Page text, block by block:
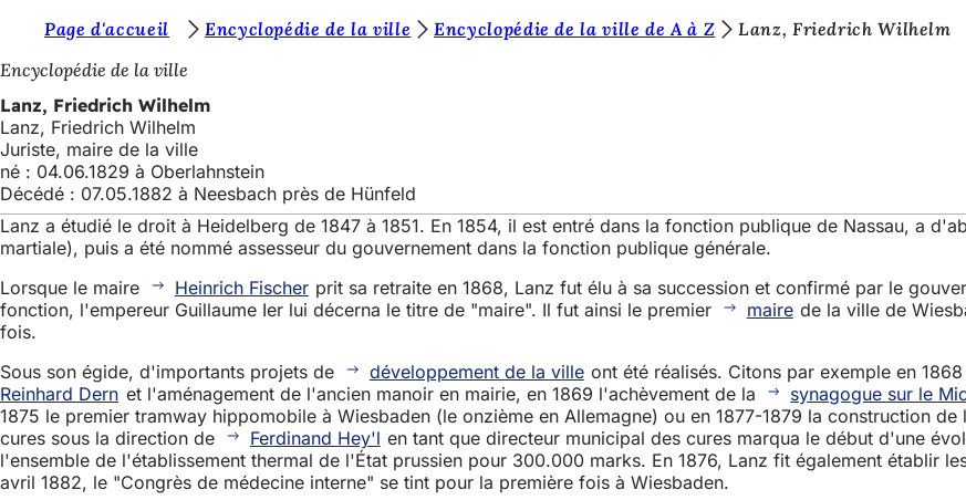
Accéder au contenu
o
u
s
ê
t
e
s
i
c
i
:
Page d'accueil Encyclopédie de la ville Encyclopédie de la ville de A à Z
Lanz, Friedrich Wilhelm
Encyclopédie de la ville
Lanz, Friedrich Wilhelm
Lanz, Friedrich Wilhelm
Juriste, maire de la ville
né : 04.06.1829 à Oberlahnstein
Décédé : 07.05.1882 à Neesbach près de Hünfeld
Lanz a étudié le droit à Heidelberg de 1847 à 1851. En 1854, il est entré dans la fonction publique de Nassau, a
martiale), puis a été nommé assesseur du gouvernement dans la fonction publique générale.
Lorsque le maire
Heinrich Fischer prit sa retraite en 1868, Lanz fut élu à sa succession et confirmé par le
fonction, l'empereur Guillaume Ier lui décerna le titre de "maire". Il fut ainsi le premier
maire de la ville de
fois.
Sous son égide, d'importants projets de
développement de la ville ont été réalisés. Citons par exemple en
Reinhard Dern et l'aménagement de l'ancien manoir en mairie, en 1869 l'achèvement de la synagogue sur le
1875 le premier tramway hippomobile à Wiesbaden (le onzième en Allemagne) ou en 1877-1879 la construction de
cures sous la direction de
Ferdinand Hey'l en tant que directeur municipal des cures marqua le début d'une
l'ensemble de l'établissement thermal de l'État prussien pour 300.000 marks. En 1876, Lanz fit également établir
avril 1882, le "Congrès de médecine interne" se tint pour la première fois à Wiesbaden.